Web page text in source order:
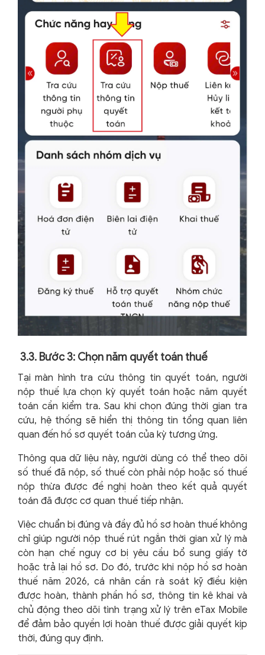
3.3. Bước 3: Chọn năm quyết toán thuế
Tại màn hình tra cứu thông tin quyết toán, người
nộp thuế lựa chọn kỳ quyết toán hoặc năm quyết
toán cần kiểm tra. Sau khi chọn đúng thời gian tra
cứu, hệ thống sẽ hiển thị thông tin tổng quan liên
quan đến hồ sơ quyết toán của kỳ tương ứng.
Thông qua dữ liệu này, người dùng có thể theo dõi
số thuế đã nộp, số thuế còn phải nộp hoặc số thuế
nộp thừa được đề nghị hoàn theo kết quả quyết
toán đã được cơ quan thuế tiếp nhận.
Việc chuẩn bị đúng và đầy đủ hồ sơ hoàn thuế không
chỉ giúp người nộp thuế rút ngắn thời gian xử lý mà
còn hạn chế nguy cơ bị yêu cầu bổ sung giấy tờ
hoặc trả lại hồ sơ. Do đó, trước khi nộp hồ sơ hoàn
thuế năm 2026, cá nhân cần rà soát kỹ điều kiện
được hoàn, thành phần hồ sơ, thông tin kê khai và
chủ động theo dõi tình trạng xử lý trên eTax Mobile
để đảm bảo quyền lợi hoàn thuế được giải quyết kịp
thời, đúng quy định.